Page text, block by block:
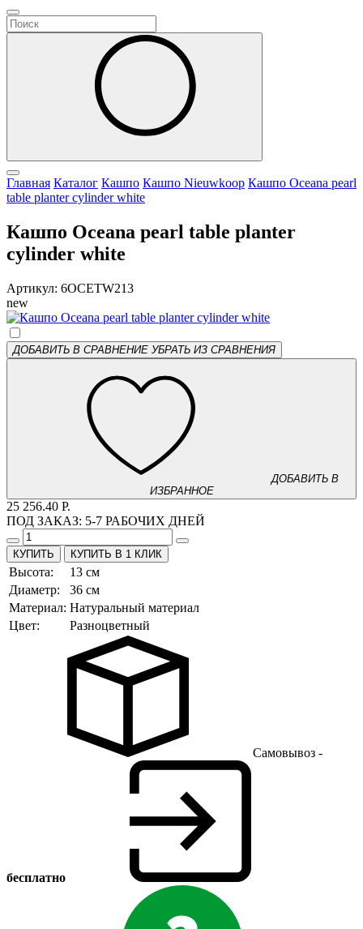
Главная Каталог Кашпо Кашпо Nieuwkoop Кашпо Oceana pearl
table planter cylinder white
Кашпо Oceana pearl table planter
cylinder white
Артикул: 6OCETW213
new
ДОБАВИТЬ В СРАВНЕНИЕ УБРАТЬ ИЗ СРАВНЕНИЯ
ДОБАВИТЬ В
ИЗБРАННОЕ
25 256.40 Р.
ПОД ЗАКАЗ: 5-7 РАБОЧИХ ДНЕЙ
КУПИТЬ В 1 КЛИК
Высота:
13 см
Диаметр:
36 см
Материал: Натуральный материал
Цвет:
Разноцветный
Самовывоз -
бесплатно